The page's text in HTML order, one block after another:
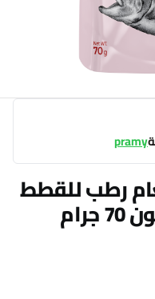
pramy
رطب للقطط